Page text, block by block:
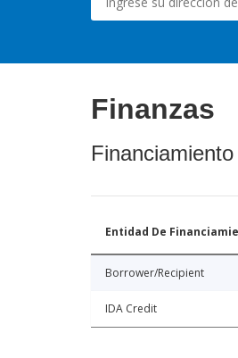
Finanzas
Entidad De
Borrower/Recipient
IDA Credit